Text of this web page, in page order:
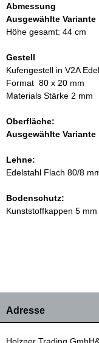
Abmessung
Ausgewählte Variante
Höhe gesamt: 44 cm
Gestell
Kufengestell in V2A
Format 80 x 20 mm
Materials Stärke 2 mm
Oberfläche:
Ausgewählte Variante
Lehne:
Edelstahl Flach 80/8
Bodenschutz:
Kunststoffkappen 5 mm
Adresse